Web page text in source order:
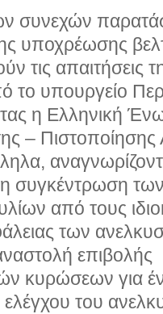
συνεχών
υποχρέωσης
τις απαιτήσεις
το υπουργείο
η Ελληνική
– Πιστοποίησης
συγκέντρωση
από τους
των
επιβολής
κυρώσεων για
του